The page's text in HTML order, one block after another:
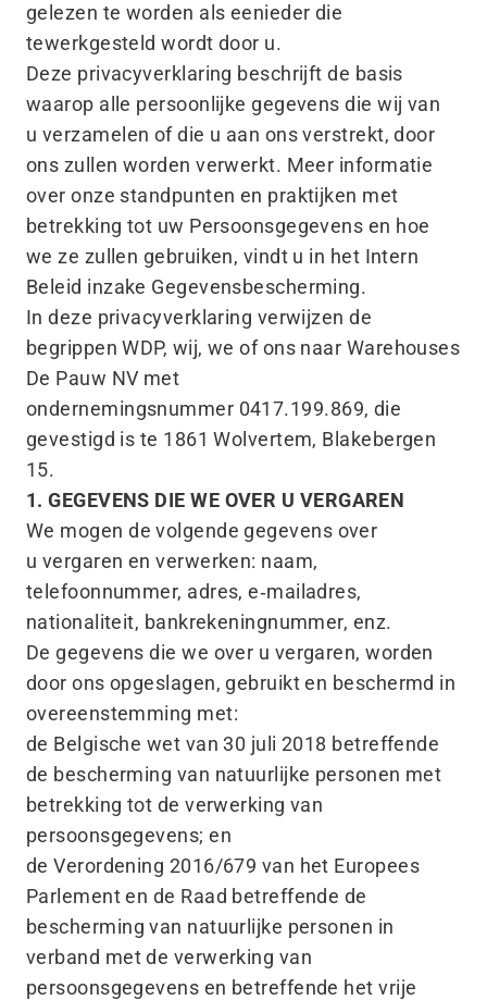
gelezen te worden als eenieder die
tewerkgesteld wordt door u.
Deze privacyverklaring beschrijft de basis
waarop alle persoonlijke gegevens die wij van
u verzamelen of die u aan ons verstrekt, door
ons zullen worden verwerkt. Meer informatie
over onze standpunten en praktijken met
betrekking tot uw Persoonsgegevens en hoe
we ze zullen gebruiken, vindt u in het Intern
Beleid inzake Gegevensbescherming.
In deze privacyverklaring verwijzen de
begrippen WDP, wij, we of ons naar Warehouses
De Pauw NV met
ondernemingsnummer 0417.199.869, die
gevestigd is te 1861 Wolvertem, Blakebergen
15.
1. GEGEVENS DIE WE OVER U VERGAREN
We mogen de volgende gegevens over
u vergaren en verwerken: naam,
telefoonnummer, adres, e‑mailadres,
nationaliteit, bankrekeningnummer, enz.
De gegevens die we over u vergaren, worden
door ons opgeslagen, gebruikt en beschermd in
overeenstemming met:
de Belgische wet van 30 juli 2018 betreffende
de bescherming van natuurlijke personen met
betrekking tot de verwerking van
persoonsgegevens; en
de Verordening 2016/679 van het Europees
Parlement en de Raad betreffende de
bescherming van natuurlijke personen in
verband met de verwerking van
persoonsgegevens en betreffende het vrije